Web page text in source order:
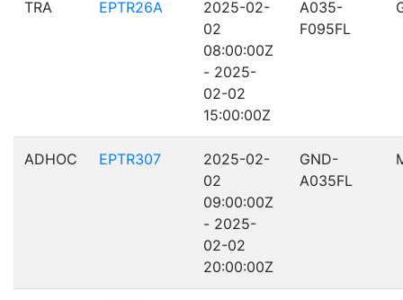
TRA EPTR26A
2025-02-
02
08:00:00Z
- 2025-
02-02
15:00:00Z
A035-
F095FL
ADHOC EPTR307
2025-02-
02
09:00:00Z
- 2025-
02-02
20:00:00Z
GND-
A035FL